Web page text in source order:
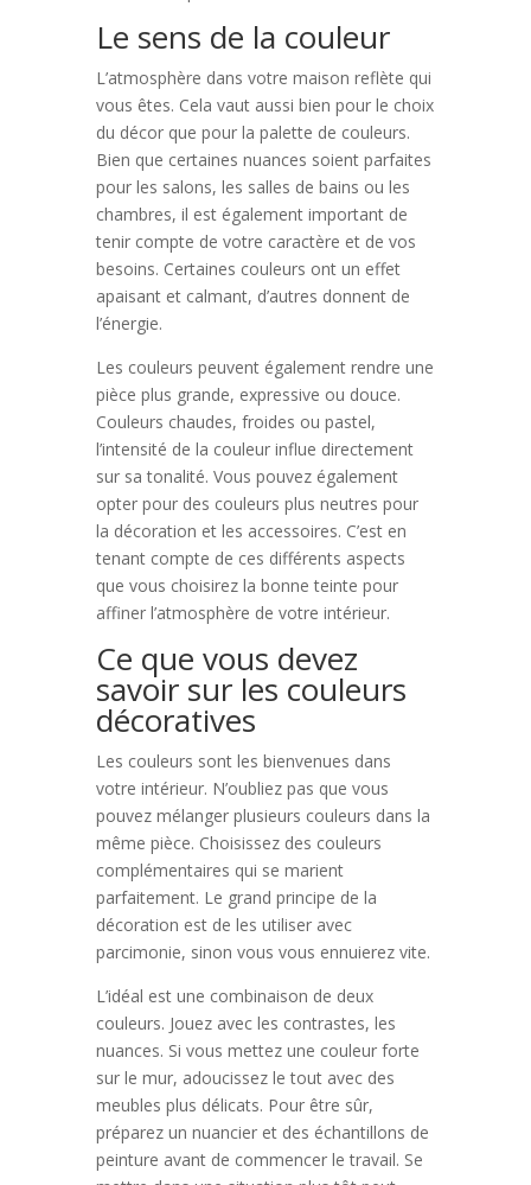
Le sens de la couleur
L’atmosphère dans votre maison reflète qui
vous êtes. Cela vaut aussi bien pour le choix
du décor que pour la palette de couleurs.
Bien que certaines nuances soient parfaites
pour les salons, les salles de bains ou les
chambres, il est également important de
tenir compte de votre caractère et de vos
besoins. Certaines couleurs ont un effet
apaisant et calmant, d’autres donnent de
l’énergie.
Les couleurs peuvent également rendre une
pièce plus grande, expressive ou douce.
Couleurs chaudes, froides ou pastel,
l’intensité de la couleur influe directement
sur sa tonalité. Vous pouvez également
opter pour des couleurs plus neutres pour
la décoration et les accessoires. C’est en
tenant compte de ces différents aspects
que vous choisirez la bonne teinte pour
affiner l’atmosphère de votre intérieur.
Ce que vous devez
savoir sur les couleurs
décoratives
Les couleurs sont les bienvenues dans
votre intérieur. N’oubliez pas que vous
pouvez mélanger plusieurs couleurs dans la
même pièce. Choisissez des couleurs
complémentaires qui se marient
parfaitement. Le grand principe de la
décoration est de les utiliser avec
parcimonie, sinon vous vous ennuierez vite.
L’idéal est une combinaison de deux
couleurs. Jouez avec les contrastes, les
nuances. Si vous mettez une couleur forte
sur le mur, adoucissez le tout avec des
meubles plus délicats. Pour être sûr,
préparez un nuancier et des échantillons de
peinture avant de commencer le travail. Se